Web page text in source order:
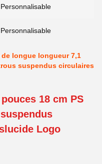
Personnalisable
Personnalisable
longue longueur 7,1
suspendus circulaires
18 cm PS
Logo